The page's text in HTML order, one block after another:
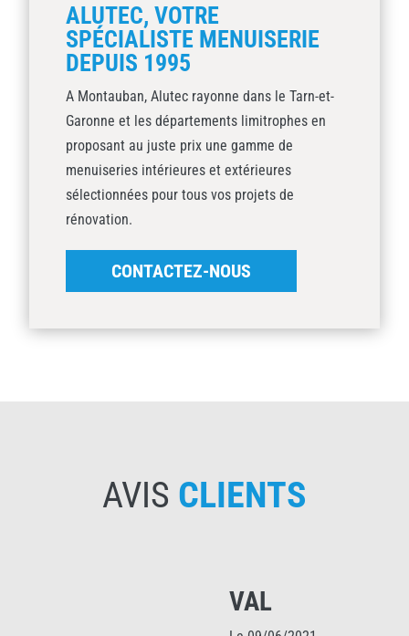
ALUTEC, VOTRE
SPÉCIALISTE MENUISERIE
DEPUIS 1995
A Montauban, Alutec rayonne dans le Tarn-et-
Garonne et les départements limitrophes en
proposant au juste prix une gamme de
menuiseries intérieures et extérieures
sélectionnées pour tous vos projets de
rénovation.
CONTACTEZ-NOUS
AVIS CLIENTS